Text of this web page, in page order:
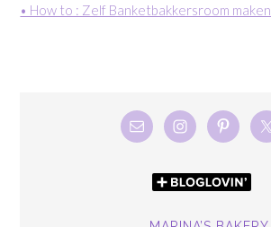
• How to : Zelf Banketbakkersroom maken